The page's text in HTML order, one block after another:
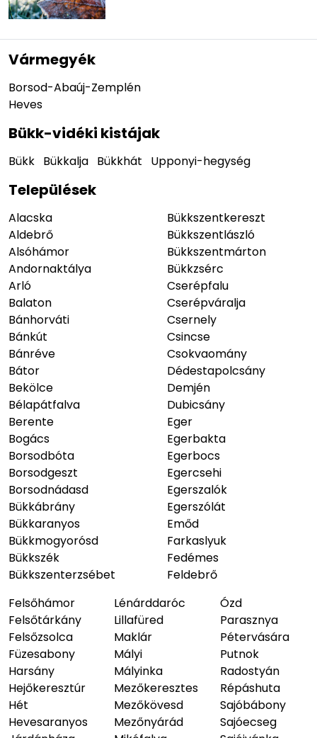
Vármegyék
Borsod-Abaúj-Zemplén
Heves
Bükk-vidéki kistájak
Bükk Bükkalja Bükkhát Upponyi-hegység
Települések
Alacska
Aldebrő
Alsóhámor
Andornaktálya
Arló
Balaton
Bánhorváti
Bánkút
Bánréve
Bátor
Bekölce
Bélapátfalva
Berente
Bogács
Borsodbóta
Borsodgeszt
Borsodnádasd
Bükkábrány
Bükkaranyos
Bükkmogyorósd
Bükkszék
Bükkszenterzsébet
Bükkszentkereszt
Bükkszentlászló
Bükkszentmárton
Bükkzsérc
Cserépfalu
Cserépváralja
Csernely
Csincse
Csokvaomány
Dédestapolcsány
Demjén
Dubicsány
Eger
Egerbakta
Egerbocs
Egercsehi
Egerszalók
Egerszólát
Emőd
Farkaslyuk
Fedémes
Feldebrő
Felsőhámor
Felsőtárkány
Felsőzsolca
Füzesabony
Harsány
Hejőkeresztúr
Hét
Hevesaranyos
Lénárddaróc
Lillafüred
Maklár
Mályi
Mályinka
Mezőkeresztes
Mezőkövesd
Mezőnyárád
Ózd
Parasznya
Pétervására
Putnok
Radostyán
Répáshuta
Sajóbábony
Sajóecseg